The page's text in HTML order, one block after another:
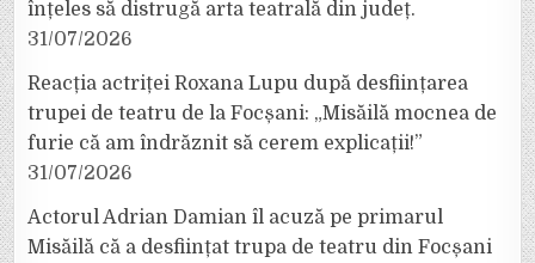
înțeles să distrugă arta teatrală din județ.
31/07/2026
Reacția actriței Roxana Lupu după desființarea
trupei de teatru de la Focșani: „Misăilă mocnea de
furie că am îndrăznit să cerem explicații!”
31/07/2026
Actorul Adrian Damian îl acuză pe primarul
Misăilă că a desființat trupa de teatru din Focșani